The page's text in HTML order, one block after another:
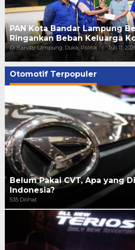
PAN Kota Bandar Lampung
Ringankan Beban Keluarga
Di Bandar Lampung, Duka, Politik | Juli 11,
Otomotif Terpopuler
Belum Pakai CVT, Apa yang
Indonesia?
535 Dilihat